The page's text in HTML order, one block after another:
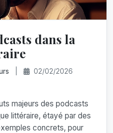
dans la
02/02/2026
majeurs des podcasts
littéraire, étayé par des
concrets, pour